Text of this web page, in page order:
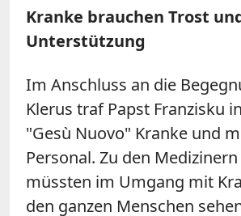
Kranke brauchen Trost
Unterstützung
Im Anschluss an die
Klerus traf Papst Franzisku
"Gesù Nuovo" Kranke und
Personal. Zu den
müssten im Umgang mit
den ganzen Menschen